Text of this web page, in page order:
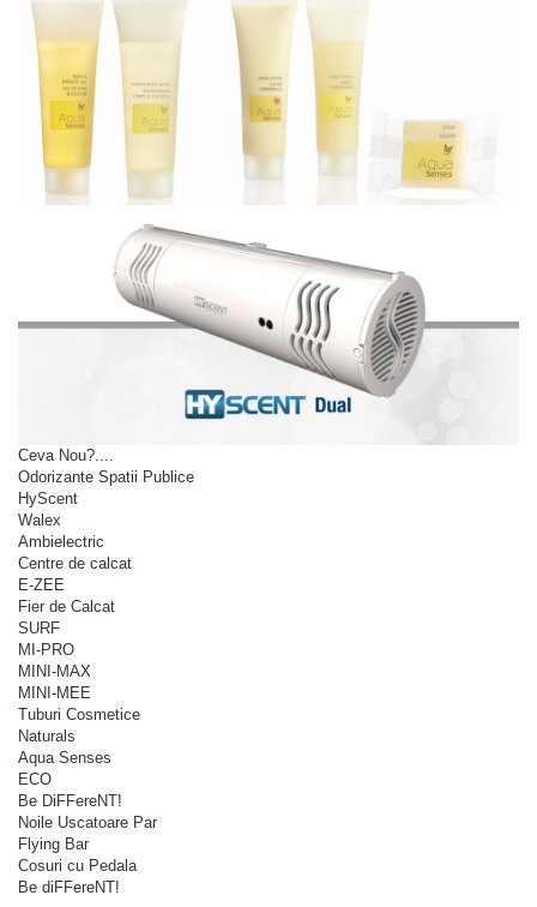
Ceva Nou?....
Odorizante Spatii Publice
HyScent
Walex
Ambielectric
Centre de calcat
E-ZEE
Fier de Calcat
SURF
MI-PRO
MINI-MAX
MINI-MEE
Tuburi Cosmetice
Naturals
Aqua Senses
ECO
Be DiFFereNT!
Noile Uscatoare Par
Flying Bar
Cosuri cu Pedala
Be diFFereNT!